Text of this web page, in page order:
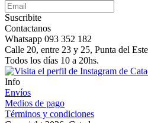
Suscribite
Contactanos
Whatsapp 093 352 182
Calle 20, entre 23 y 25, Punta del
Todos los días 10 a 20hs.
Info
Envíos
Medios de pago
Términos y condiciones